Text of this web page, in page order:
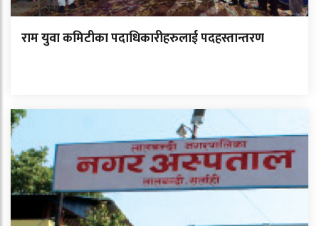
राम युवा कमिटीका पदाधिकारीहरुलाई पदहस्तान्तरण